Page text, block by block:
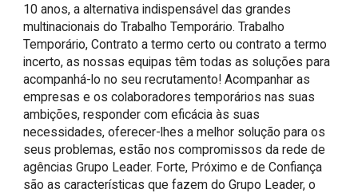
10 anos, a alternativa indispensável das grandes
multinacionais do Trabalho Temporário. Trabalho
Temporário, Contrato a termo certo ou contrato a termo
incerto, as nossas equipas têm todas as soluções para
acompanhá-lo no seu recrutamento! Acompanhar as
empresas e os colaboradores temporários nas suas
ambições, responder com eficácia às suas
necessidades, oferecer-lhes a melhor solução para os
seus problemas, estão nos compromissos da rede de
agências Grupo Leader. Forte, Próximo e de Confiança
são as características que fazem do Grupo Leader, o